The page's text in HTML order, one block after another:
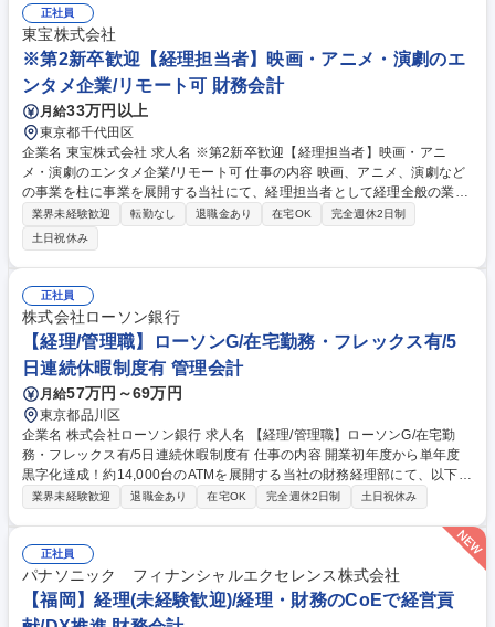
がら、業務改善や周囲との連携においてリーダーシップを発揮し、将来的
にはチームを牽引する役割を担っていただきます。 募集職種 【大阪】経
理（未経験歓迎）/経理・財務のCoEで経営貢献/DX推進
正社員
東宝株式会社
※第2新卒歓迎【経理担当者】映画・アニメ・演劇のエ
ンタメ企業/リモート可 財務会計
月給33万円以上
東京都千代田区
企業名 東宝株式会社 求人名 ※第2新卒歓迎【経理担当者】映画・アニ
メ・演劇のエンタメ企業/リモート可 仕事の内容 映画、アニメ、演劇など
の事業を柱に事業を展開する当社にて、経理担当者として経理全般の業務
をお任せします。 【具体的には】 ・各本部の損益計算および分析業務、
支払手続、経費精算システムにかかる業務 ・経営情報管理システムの帳簿
利用にかかる統括業務 ・決算業務や開示請求業務 等 募集職種 ※第2新卒
歓迎【経理担当者】映画・アニメ・演劇のエンタメ企業/リモート可
業界未経験歓迎 転勤なし 退職金あり 在宅OK
完全週休2日制
土日祝休み
正社員
株式会社ローソン銀行
【経理/管理職】ローソンG/在宅勤務・フレックス有/5
日連続休暇制度有 管理会計
月給57万円～69万円
東京都品川区
企業名 株式会社ローソン銀行 求人名 【経理/管理職】ローソンG/在宅勤
務・フレックス有/5日連続休暇制度有 仕事の内容 開業初年度から単年度
黒字化達成！約14,000台のATMを展開する当社の財務経理部にて、以下業
務をお任せしていく予定です。 【詳細】■予算策定、予実管理に関する業
関する業務■通期着地見込み作成に関する業務■費用配賦等セグメント別管
理会計に関する業務■監査法人監査に関する業務■経営分析資料の作成と伝
達・説明■親会社・関係当局への報告業務■資金、債券等の財務バック■そ
の他経理、決算に関する業務 募集職種 【経理/管理職】ローソンG/在宅勤
務・フレックス有/5日連続休暇制度有
業界未経験歓迎 退職金あり 在宅OK 完全週休2日制 土日祝休み
正社員
パナソニック フィナンシャルエクセレンス株式会社
【福岡】経理(未経験歓迎)/経理・財務のCoEで経営貢